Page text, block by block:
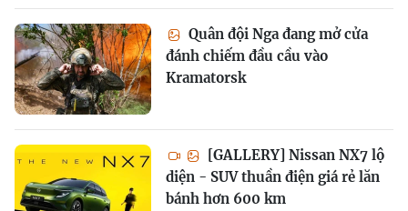
Quân đội Nga đang mở cửa
đánh chiếm đầu cầu vào
Kramatorsk
[GALLERY] Nissan NX7 lộ
diện - SUV thuần điện giá rẻ lăn
bánh hơn 600 km